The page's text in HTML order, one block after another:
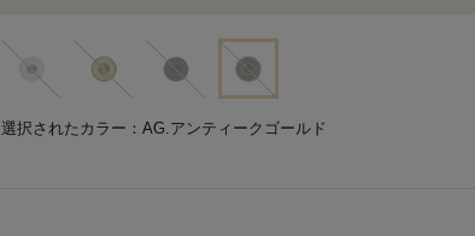
選択されたカラー：AG.アンティークゴールド